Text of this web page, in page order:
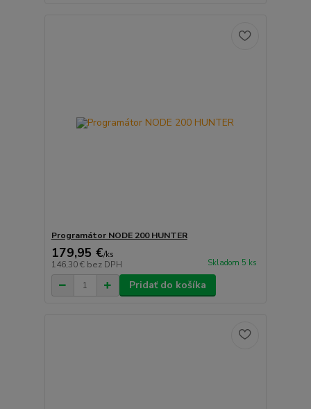
Programátor NODE 200 HUNTER
179,95 €/ks
146,30 € bez DPH Skladom 5 ks
Pridať do košíka